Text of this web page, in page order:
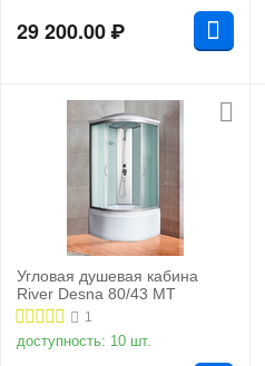
29 200.00₽
Угловая душевая кабина
River Desna 80/43 МТ
1
доступность: 10 шт.